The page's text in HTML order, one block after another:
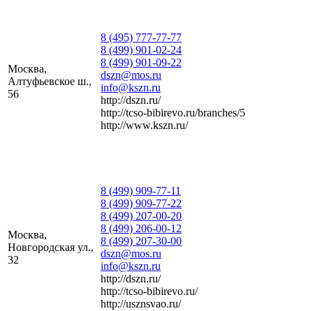
Москва,
Алтуфьевское ш.,
56
8 (495) 777-77-77
8 (499) 901-02-24
8 (499) 901-09-22
dszn@mos.ru
info@kszn.ru
http://dszn.ru/
http://tcso-bibirevo.ru/branches/5
http://www.kszn.ru/
Москва,
Новгородская ул.,
32
8 (499) 909-77-11
8 (499) 909-77-22
8 (499) 207-00-20
8 (499) 206-00-12
8 (499) 207-30-00
dszn@mos.ru
info@kszn.ru
http://dszn.ru/
http://tcso-bibirevo.ru/
http://usznsvao.ru/